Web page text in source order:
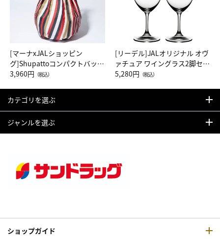
[マーナxJALショッピン
グ]Shupattoコンパクトバッグ
Drop JAL客室乗務員（LC）ス
3,960円 （税込）
[リーデル]JALオリジナル オヴ
ァチュア ワイングラス2脚セッ
ト（レッドワイン）
5,280円 （税込）
カテゴリを選ぶ
ジャンルを選ぶ
ショップガイド